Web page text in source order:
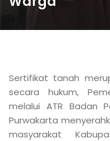
Sertifikat tanah
secara hukum,
melalui ATR Badan
Purwakarta
masyarakat